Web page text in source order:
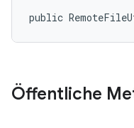
public
Öffentliche